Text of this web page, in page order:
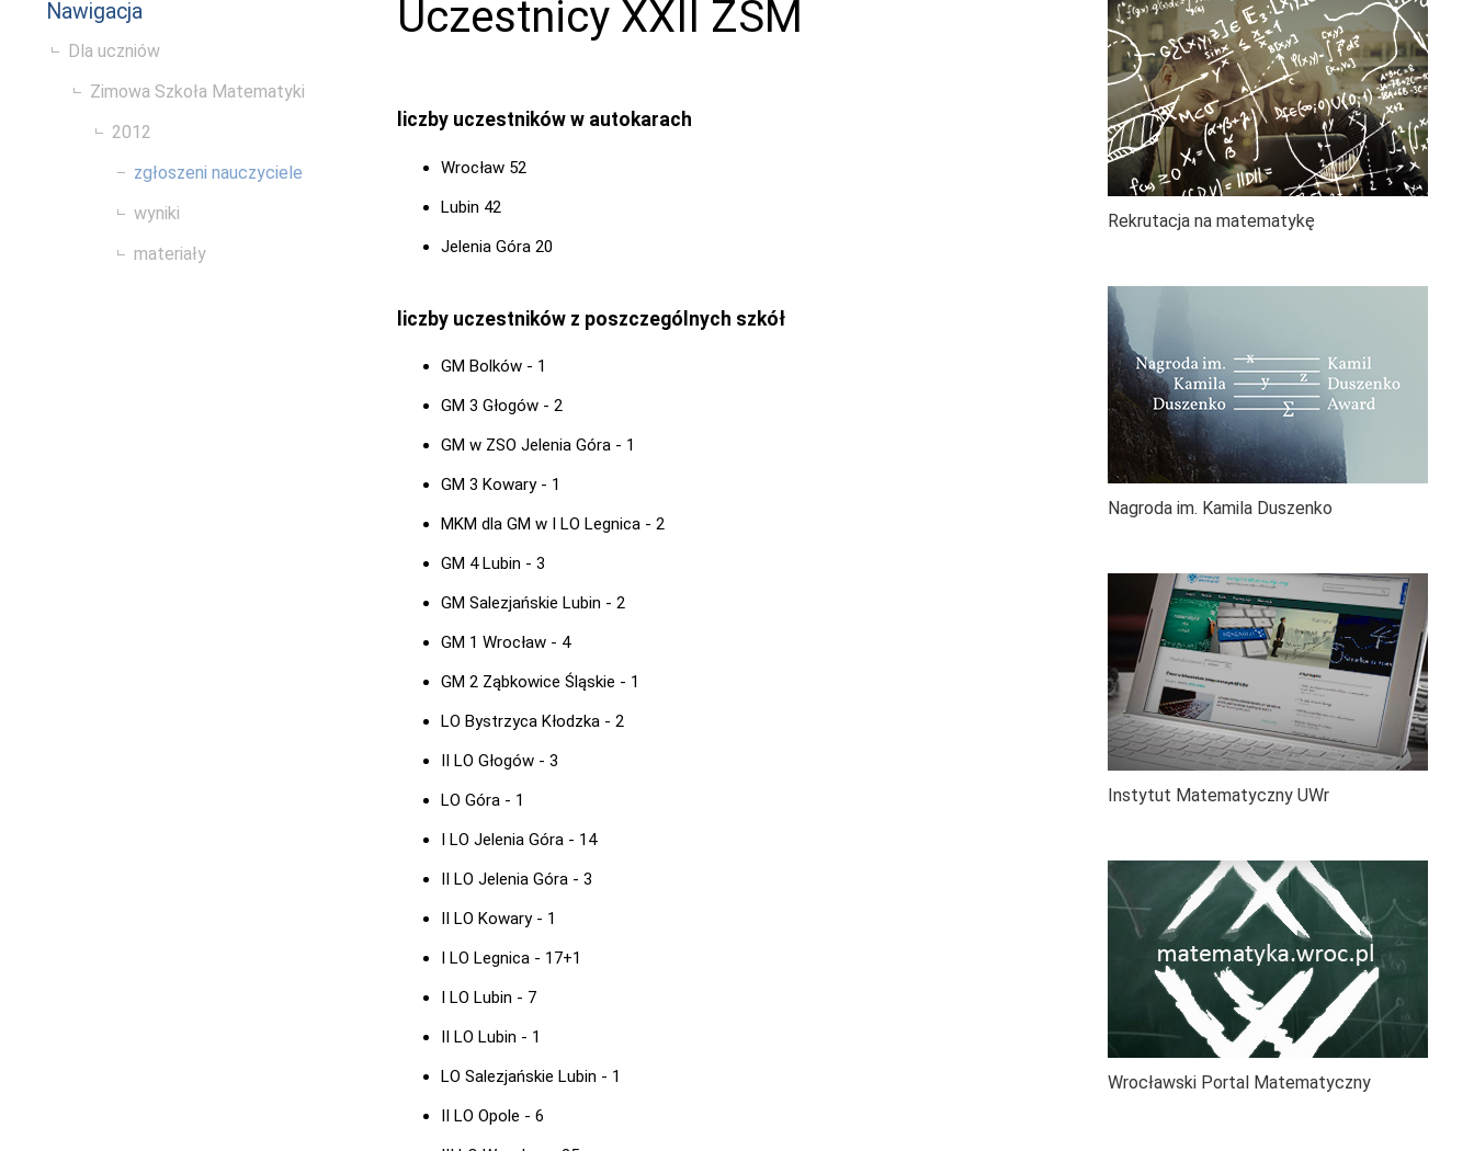
Nawigacja
Dla uczniów
Zimowa Szkoła Matematyki
2012
zgłoszeni nauczyciele
wyniki
materiały
Uczestnicy XXII ZSM
liczby uczestników w autokarach
Wrocław 52
Lubin 42
Jelenia Góra 20
liczby uczestników z poszczególnych szkół
GM Bolków - 1
GM 3 Głogów - 2
GM w ZSO Jelenia Góra - 1
GM 3 Kowary - 1
MKM dla GM w I LO Legnica - 2
GM 4 Lubin - 3
GM Salezjańskie Lubin - 2
GM 1 Wrocław - 4
GM 2 Ząbkowice Śląskie - 1
LO Bystrzyca Kłodzka - 2
II LO Głogów - 3
LO Góra - 1
I LO Jelenia Góra - 14
II LO Jelenia Góra - 3
II LO Kowary - 1
I LO Legnica - 17+1
I LO Lubin - 7
II LO Lubin - 1
LO Salezjańskie Lubin - 1
II LO Opole - 6
Rekrutacja na matematykę
Nagroda im. Kamila Duszenko
Instytut Matematyczny UWr
Wrocławski Portal Matematyczny